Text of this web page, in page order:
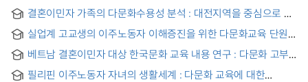
결혼이민자 가족의 다문화수용성 분석 : 대전지역을 중심으로 =
Families
실업계 고교생의 이주노동자 이해증진을 위한 다문화교육 단원
multicultural topic to technical high school classrooms for
better understanding immigrant workers in the community
베트남 결혼이민자 대상 한국문화 교육 내용 연구 : 다문화 고부
필리핀 이주노동자 자녀의 생활세계 : 다문화 교육에 대한